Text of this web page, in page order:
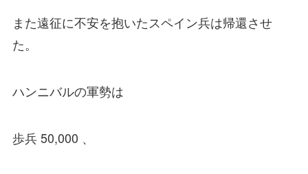
また遠征に不安を抱いたスペイン兵は帰還させ
た。
ハンニバルの軍勢は
歩兵 50,000 、